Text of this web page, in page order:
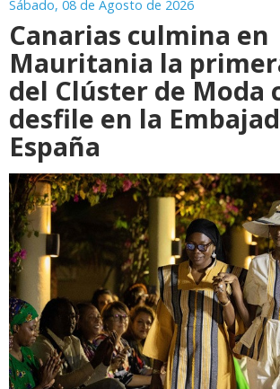
Sábado, 08 de Agosto de 2026
Canarias culmina en
Mauritania la
del Clúster de Moda
desfile en la
España